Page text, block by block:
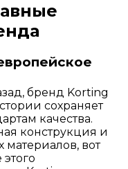
бренд Korting
сохраняет
качества.
конструкция и
материалов, вот